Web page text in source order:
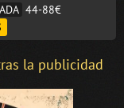
44-88€
la publicidad